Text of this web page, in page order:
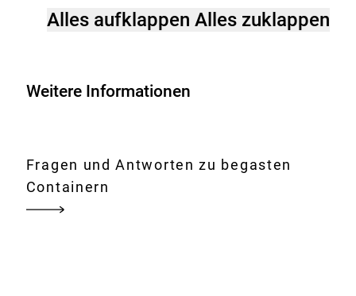
Alles aufklappenAlles zuklappen
Weitere Informationen
Fragen und Antworten zu begasten
Containern